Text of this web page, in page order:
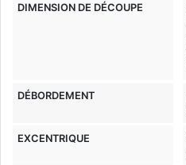
DIMENSION DE DÉCOUPE
DÉBORDEMENT
EXCENTRIQUE